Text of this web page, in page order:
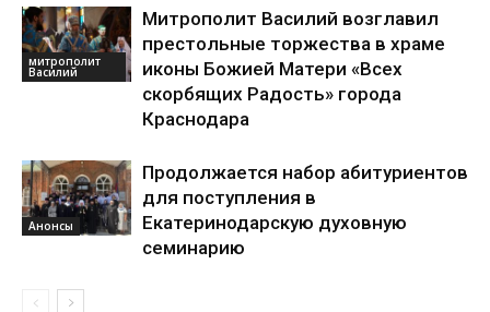
митрополит
Василий
Митрополит Василий возглавил
престольные торжества в храме
иконы Божией Матери «Всех
скорбящих Радость» города
Краснодара
Анонсы
Продолжается набор абитуриентов
для поступления в
Екатеринодарскую духовную
семинарию